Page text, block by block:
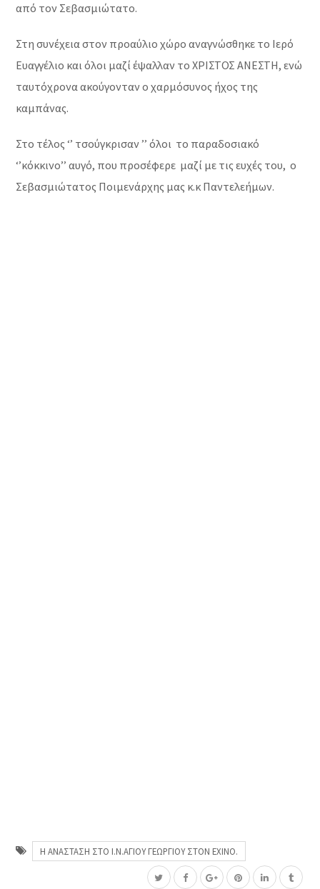
από τον Σεβασμιώτατο.
Στη συνέχεια στον προαύλιο χώρο αναγνώσθηκε το Ιερό
Ευαγγέλιο και όλοι μαζί έψαλλαν το ΧΡΙΣΤΟΣ ΑΝΕΣΤΗ, ενώ
ταυτόχρονα ακούγονταν ο χαρμόσυνος ήχος της
καμπάνας.
Στο τέλος ‘’ τσούγκρισαν ’’ όλοι το παραδοσιακό
‘’κόκκινο’’ αυγό, που προσέφερε μαζί με τις ευχές του, ο
Σεβασμιώτατος Ποιμενάρχης μας κ.κ Παντελεήμων.
Η ΑΝΑΣΤΑΣΗ ΣΤΟ Ι.Ν.ΑΓΙΟΥ ΓΕΩΡΓΙΟΥ ΣΤΟΝ ΕΧΙΝΟ.